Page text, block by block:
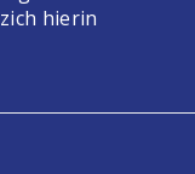
hierin